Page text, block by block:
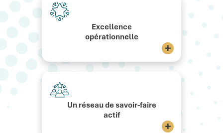
Excellence
opérationnelle
+
Un réseau de savoir-faire
actif
+